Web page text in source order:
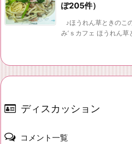
ぽ205件）
♪ほうれん草ときの
み‘ｓカフェ ほうれん草
ディスカッション
コメント一覧